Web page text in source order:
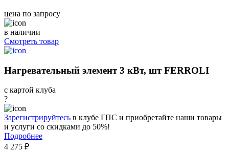
цена по запросу
в наличии
Смотреть товар
Нагревательный элемент 3 кВт, шт FERROLI
с картой клуба
?
Зарегистрируйтесь в клубе ГПС и приобретайте наши товары
и услуги со скидками до 50%!
Подробнее
4 275 ₽